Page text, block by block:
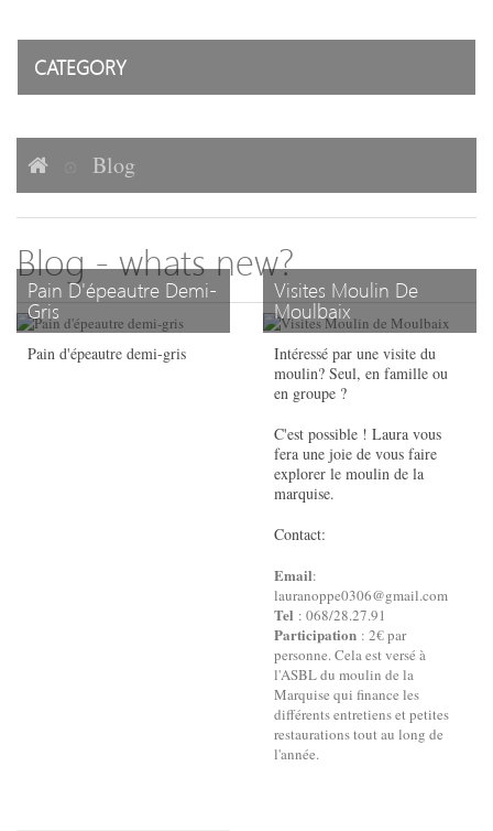
CATEGORY
Blog
Blog - whats new?
Pain D'épeautre Demi-
Gris
Pain d'épeautre demi-gris
Visites Moulin De
Moulbaix
Intéressé par une visite du
moulin? Seul, en famille ou
en groupe ?
C'est possible ! Laura vous
fera une joie de vous faire
explorer le moulin de la
marquise.
Contact:
Email:
lauranoppe0306@gmail.com
Tel : 068/28.27.91
Participation : 2€ par
personne. Cela est versé à
l'ASBL du moulin de la
Marquise qui finance les
différents entretiens et petites
restaurations tout au long de
l'année.